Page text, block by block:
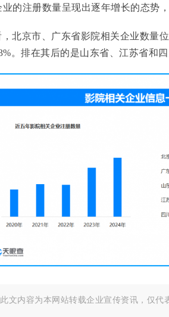
的注册数量呈现出逐年增长的态势
北京市、广东省影院相关企业数量
。排在其后的是山东省、江苏省和
文内容为本网站转载企业宣传资讯，仅